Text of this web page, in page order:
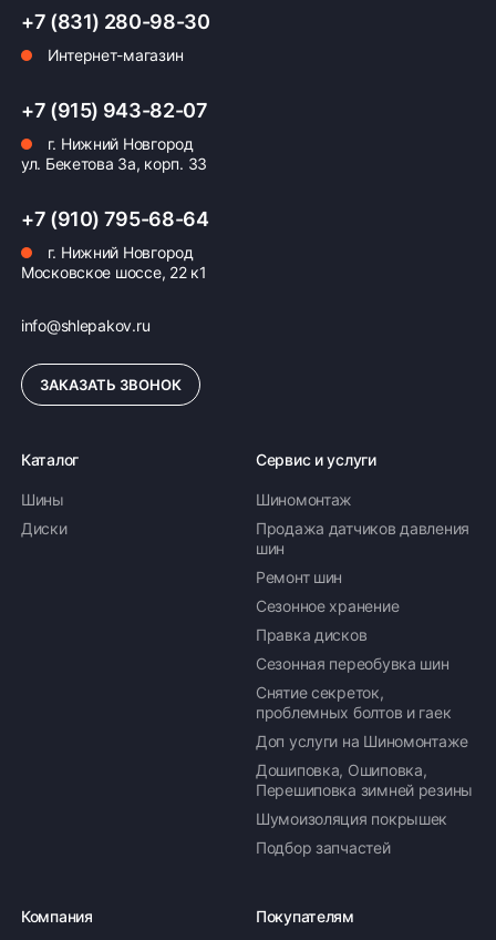
+7 (831) 280-98-30
Интернет-магазин
+7 (915) 943-82-07
г. Нижний Новгород
ул. Бекетова 3а, корп. 33
+7 (910) 795-68-64
г. Нижний Новгород
Московское шоссе, 22 к1
info@shlepakov.ru
ЗАКАЗАТЬ ЗВОНОК
Каталог
Шины
Диски
Сервис и услуги
Шиномонтаж
Продажа датчиков давления
шин
Ремонт шин
Сезонное хранение
Правка дисков
Сезонная переобувка шин
Снятие секреток,
проблемных болтов и гаек
Доп услуги на Шиномонтаже
Дошиповка, Ошиповка,
Перешиповка зимней резины
Шумоизоляция покрышек
Подбор запчастей
Компания Покупателям